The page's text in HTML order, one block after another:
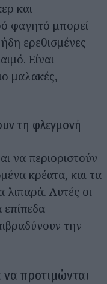
και
φαγητό μπορεί
ερεθισμένες
Είναι
μαλακές,
τη φλεγμονή
να περιοριστούν
κρέατα, και τα
λιπαρά. Αυτές οι
την
να προτιμώνται